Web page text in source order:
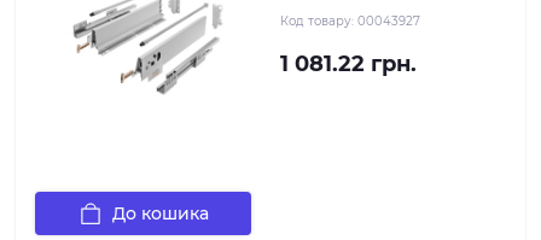
Код товару: 00043927
1 081.22 грн.
До кошика